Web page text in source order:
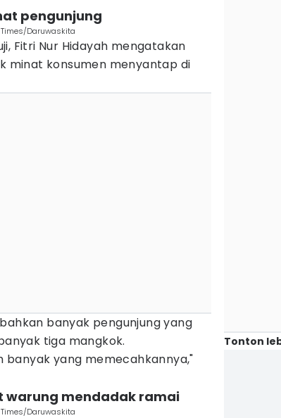
pengunjung
Daruwaskita
Fitri Nur Hidayah mengatakan
minat konsumen menyantap di
banyak pengunjung yang
tiga mangkok.
banyak yang memecahkannya,"
warung mendadak ramai‎
Daruwaskita
Tonton